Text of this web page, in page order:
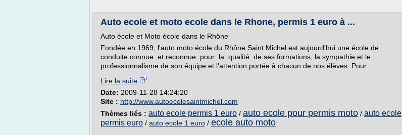
Auto ecole et moto ecole dans le Rhone, permis 1 euro à ...
Auto école et Moto école dans le Rhône
Fondée en 1969, l'auto moto école du Rhône Saint Michel est aujourd'hui une école de
conduite connue et reconnue pour la qualité de ses formations, la sympathie et le
professionnalisme de son équipe et l'attention portée à chacun de nos élèves. Pour...
Lire la suite
Date: 2009-11-28 14:24:20
Site : http://www.autoecolesaintmichel.com
Thèmes liés : auto ecole permis 1 euro / auto ecole pour permis moto / auto ecole
permis euro / auto ecole 1 euro / ecole auto moto